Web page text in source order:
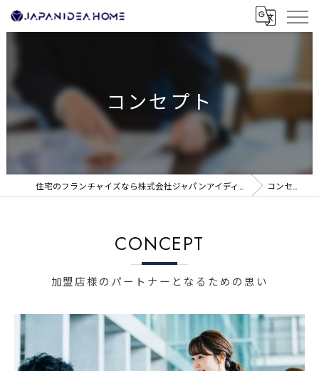
コンセプト
コンセプト
加盟店様のパートナーとなるための思い
CONCEPT